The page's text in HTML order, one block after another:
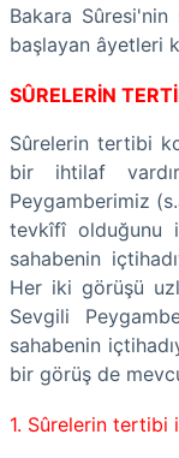
Bakara
başlayan âyetleri
SÛRELERİN
Sûrelerin tertibi
bir ihtilaf
Peygamberimiz
tevkîfî olduğunu
sahabenin
Her iki görüşü
Sevgili
sahabenin
bir görüş de
1. Sûrelerin tertibi